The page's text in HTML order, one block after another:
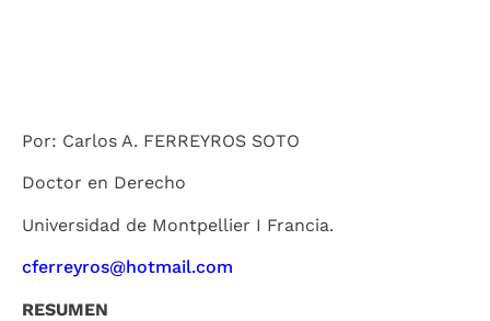
Por: Carlos A. FERREYROS SOTO
Doctor en Derecho
Universidad de Montpellier I Francia.
cferreyros@hotmail.com
RESUMEN